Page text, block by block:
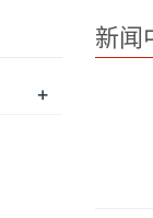
新闻
+